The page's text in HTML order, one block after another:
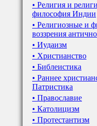
• Религия и
философия Индии
• Религиозные и
воззрения
• Иудаизм
• Христианство
• Библеистика
• Раннее
Патристика
• Православие
• Католицизм
• Протестантизм